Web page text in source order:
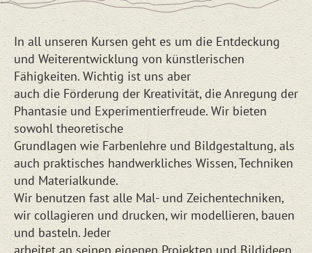
In all unseren Kursen geht es um die Entdeckung
und Weiterentwicklung von künstlerischen
Fähigkeiten. Wichtig ist uns aber
auch die Förderung der Kreativität, die Anregung der
Phantasie und Experimentierfreude. Wir bieten
sowohl theoretische
Grundlagen wie Farbenlehre und Bildgestaltung, als
auch praktisches handwerkliches Wissen, Techniken
und Materialkunde.
Wir benutzen fast alle Mal- und Zeichentechniken,
wir collagieren und drucken, wir modellieren, bauen
und basteln. Jeder
arbeitet an seinen eigenen Projekten und Bildideen